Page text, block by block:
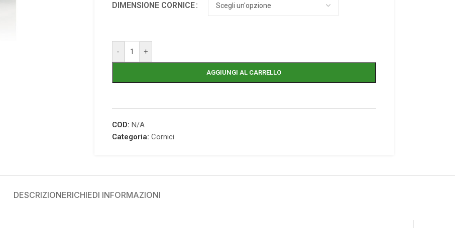
DIMENSIONE CORNICE
- +
AGGIUNGI AL CARRELLO
COD: N/A
Categoria: Cornici
DESCRIZIONERICHIEDI INFORMAZIONI